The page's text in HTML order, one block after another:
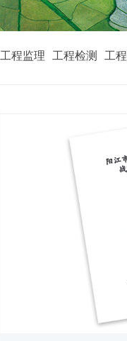
工程监理 工程检测 工